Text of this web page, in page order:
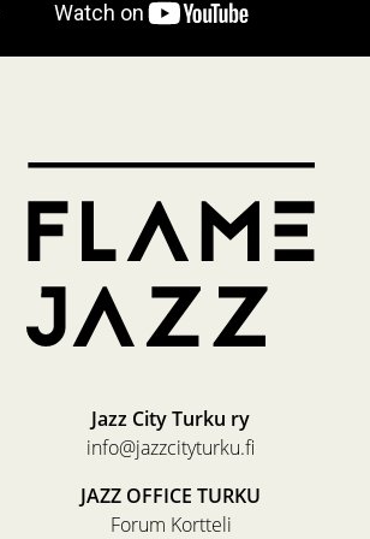
Jazz City Turku ry
info@jazzcityturku.fi
JAZZ OFFICE TURKU
Forum Kortteli